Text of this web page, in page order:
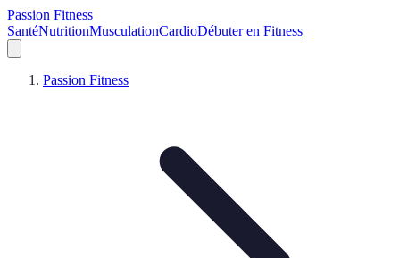
Passion Fitness
SantéNutritionMusculationCardioDébuter en Fitness
Passion Fitness